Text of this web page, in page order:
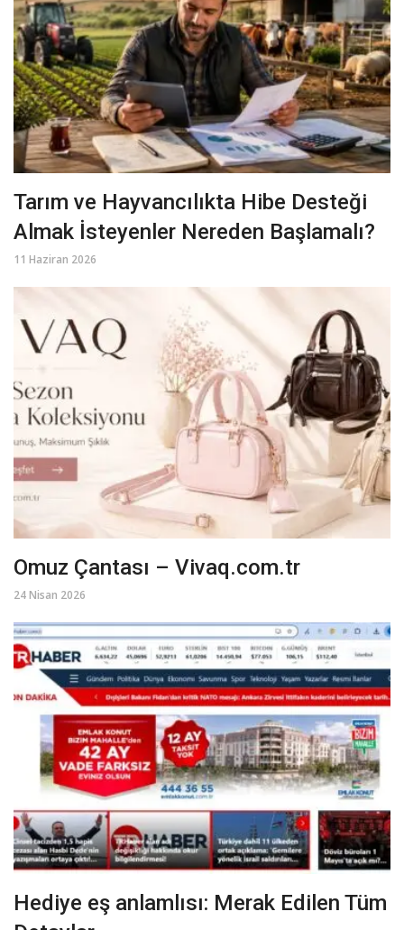
Tarım ve Hayvancılıkta Hibe Desteği
Almak İsteyenler Nereden Başlamalı?
11 Haziran 2026
Omuz Çantası – Vivaq.com.tr
24 Nisan 2026
Hediye eş anlamlısı: Merak Edilen Tüm